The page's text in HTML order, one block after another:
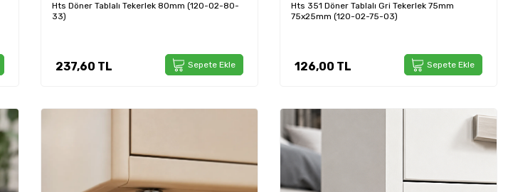
Hts Döner Tablalı Tekerlek 80mm (120-02-80-
33)
237,60 TL Sepete Ekle
Hts 351 Döner Tablalı Gri Tekerlek 75mm
75x25mm (120-02-75-03)
126,00 TL Sepete Ekle